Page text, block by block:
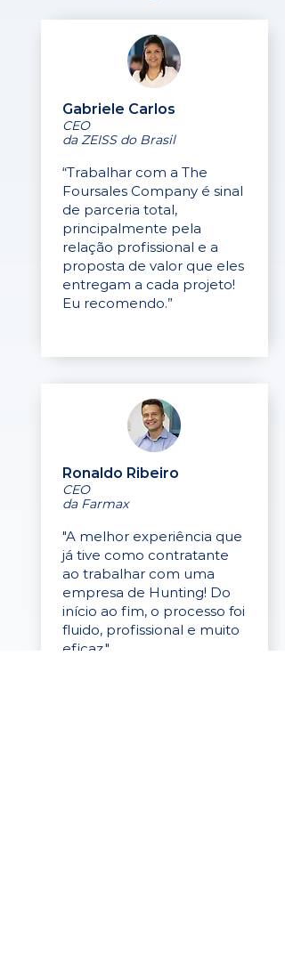
Gabriele Carlos
CEO
da ZEISS do Brasil
“Trabalhar com a The
Foursales Company é sinal
de parceria total,
principalmente pela
relação profissional e a
proposta de valor que eles
entregam a cada projeto!
Eu recomendo.”
Ronaldo Ribeiro
CEO
da Farmax
"A melhor experiência que
já tive como contratante
ao trabalhar com uma
empresa de Hunting! Do
início ao fim, o processo foi
fluido, profissional e muito
eficaz."